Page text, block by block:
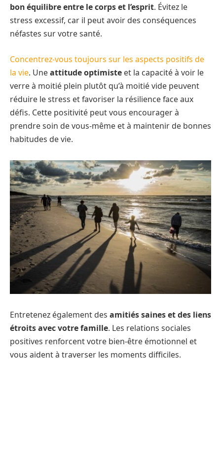
bon équilibre entre le corps et l’esprit. Évitez le
stress excessif, car il peut avoir des conséquences
néfastes sur votre santé.
Concentrez-vous toujours sur les aspects positifs de
la vie. Uneattitude optimiste et la capacité à voir le
verre à moitié plein plutôt qu’à moitié vide peuvent
réduire le stress et favoriser la résilience face aux
défis. Cette positivité peut vous encourager à
prendre soin de vous-même et à maintenir de bonnes
habitudes de vie.
Entretenez également des amitiés saines et des liens
étroits avec votre famille. Les relations sociales
positives renforcent votre bien-être émotionnel et
vous aident à traverser les moments difficiles.